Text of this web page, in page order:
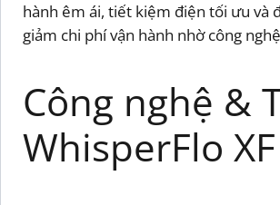
hành êm ái, tiết kiệm điện tối ưu và
giảm chi phí vận hành nhờ công
Công nghệ &
WhisperFlo XF